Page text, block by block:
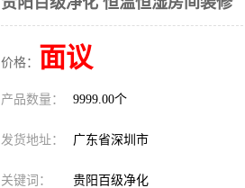
价格： 面议
产品数量： 9999.00个
发货地址： 广东省深圳市
关键词： 贵阳百级净化